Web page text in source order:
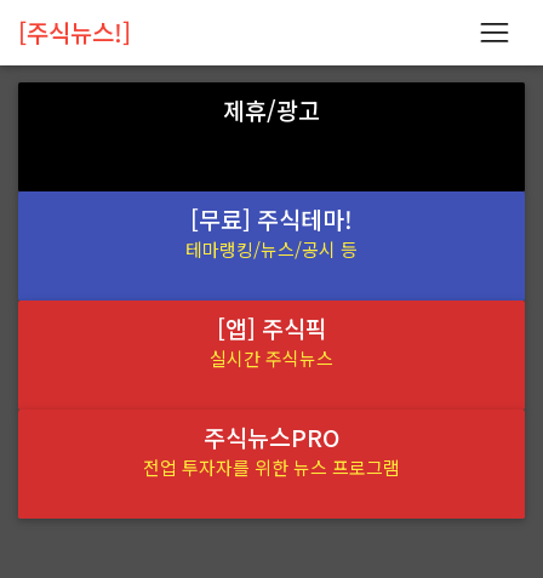
[주식뉴스!]
제휴/광고
[무료] 주식테마!
테마랭킹/뉴스/공시 등
[앱] 주식픽
실시간 주식뉴스
주식뉴스PRO
전업 투자자를 위한 뉴스 프로그램